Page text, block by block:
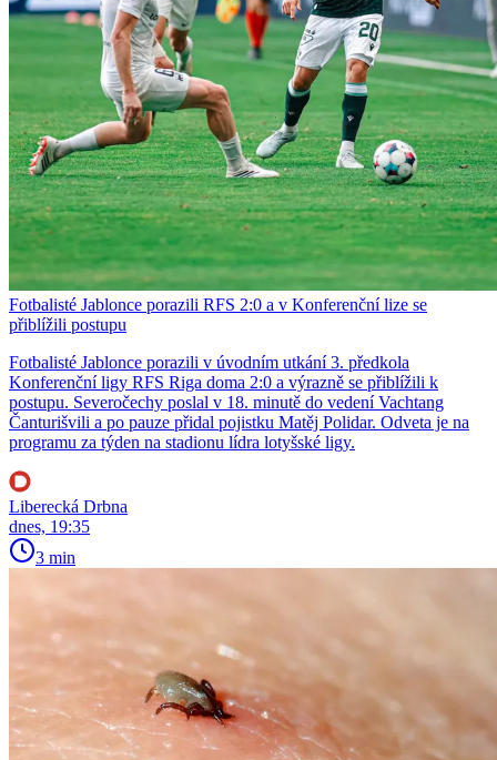
Fotbalisté Jablonce porazili RFS 2:0 a v Konferenční lize se
přiblížili postupu
Fotbalisté Jablonce porazili v úvodním utkání 3. předkola
Konferenční ligy RFS Riga doma 2:0 a výrazně se přiblížili k
postupu. Severočechy poslal v 18. minutě do vedení Vachtang
Čanturišvili a po pauze přidal pojistku Matěj Polidar. Odveta je na
programu za týden na stadionu lídra lotyšské ligy.
Liberecká Drbna
dnes, 19:35
3 min